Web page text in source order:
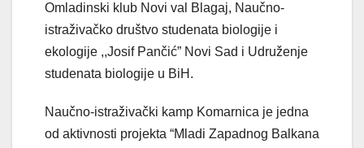
Omladinski klub Novi val Blagaj, Naučno-
istraživačko društvo studenata biologije i
ekologije ,,Josif Pančić” Novi Sad i Udruženje
studenata biologije u BiH.
Naučno-istraživački kamp Komarnica je jedna
od aktivnosti projekta “Mladi Zapadnog Balkana